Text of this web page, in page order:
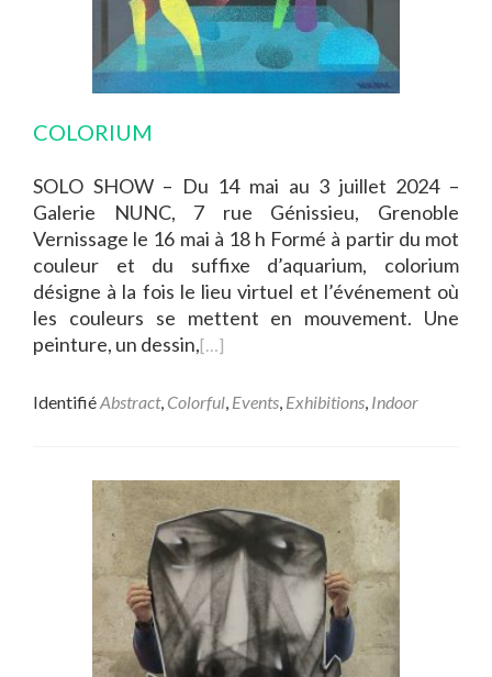
COLORIUM
SOLO SHOW – Du 14 mai au 3 juillet 2024 –
Galerie NUNC, 7 rue Génissieu, Grenoble
Vernissage le 16 mai à 18 h Formé à partir du mot
couleur et du suffixe d’aquarium, colorium
désigne à la fois le lieu virtuel et l’événement où
les couleurs se mettent en mouvement. Une
peinture, un dessin,[…]
IdentifiéAbstract, Colorful, Events, Exhibitions, Indoor